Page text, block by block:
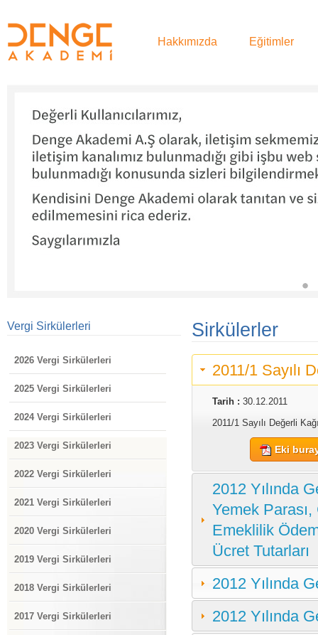
Hakkımızda Eğitimler
Vergi Sirkülerleri
2026 Vergi Sirkülerleri
2025 Vergi Sirkülerleri
2024 Vergi Sirkülerleri
2023 Vergi Sirkülerleri
2022 Vergi Sirkülerleri
2021 Vergi Sirkülerleri
2020 Vergi Sirkülerleri
2019 Vergi Sirkülerleri
2018 Vergi Sirkülerleri
2017 Vergi Sirkülerleri
Sirkülerler
2011/1 Sayılı
Tarih :30.12.2011
2011/1 Sayılı Değerli
Eki
2012 Yılında
Yemek
Emeklilik
Ücret Tutarları
2012 Yılında
2012 Yılında